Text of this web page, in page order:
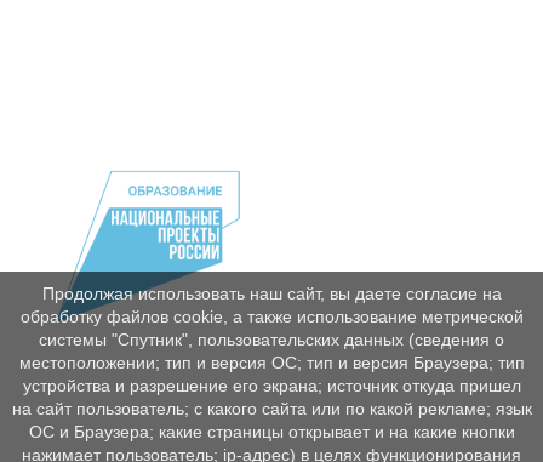
Продолжая использовать наш сайт, вы даете согласие на
обработку файлов cookie, а также использование метрической
системы "Спутник", пользовательских данных (сведения о
местоположении; тип и версия ОС; тип и версия Браузера; тип
устройства и разрешение его экрана; источник откуда пришел
на сайт пользователь; с какого сайта или по какой рекламе; язык
ОС и Браузера; какие страницы открывает и на какие кнопки
нажимает пользователь; ip-адрес) в целях функционирования